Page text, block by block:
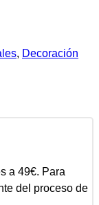
, Decoración
a 49€. Para
del proceso de